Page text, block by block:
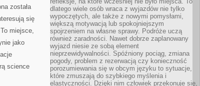
została
się
miejsce,
jako
science
dlatego wiele osób wraca z wyjazdów nie tylko
wypoczętych, ale także z nowymi pomysłami,
większą motywacją lub spokojniejszym
spojrzeniem na własne sprawy. Podróże uczą
również zaradności. Nawet dobrze zaplanowany
wyjazd niesie ze sobą element
nieprzewidywalności. Spóźniony pociąg, zmiana
pogody, problem z rezerwacją czy konieczność
porozumiewania się w obcym języku to sytuacje,
które zmuszają do szybkiego myślenia i
elastyczności. Dzięki nim człowiek przekonuje się,